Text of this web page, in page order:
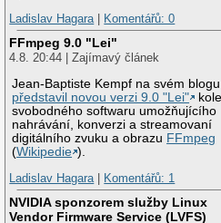
Ladislav Hagara| Komentářů: 0
FFmpeg 9.0 "Lei"
4.8. 20:44 | Zajímavý článek
Jean-Baptiste Kempf na svém blogu
představil novou verzi 9.0 "Lei"
svobodného softwaru umožňujícího
nahrávání, konverzi a streamovaní
digitálního zvuku a obrazu FFmpeg
(Wikipedie ).
Ladislav Hagara| Komentářů: 1
NVIDIA sponzorem služby Linux
Vendor Firmware Service (LVFS)